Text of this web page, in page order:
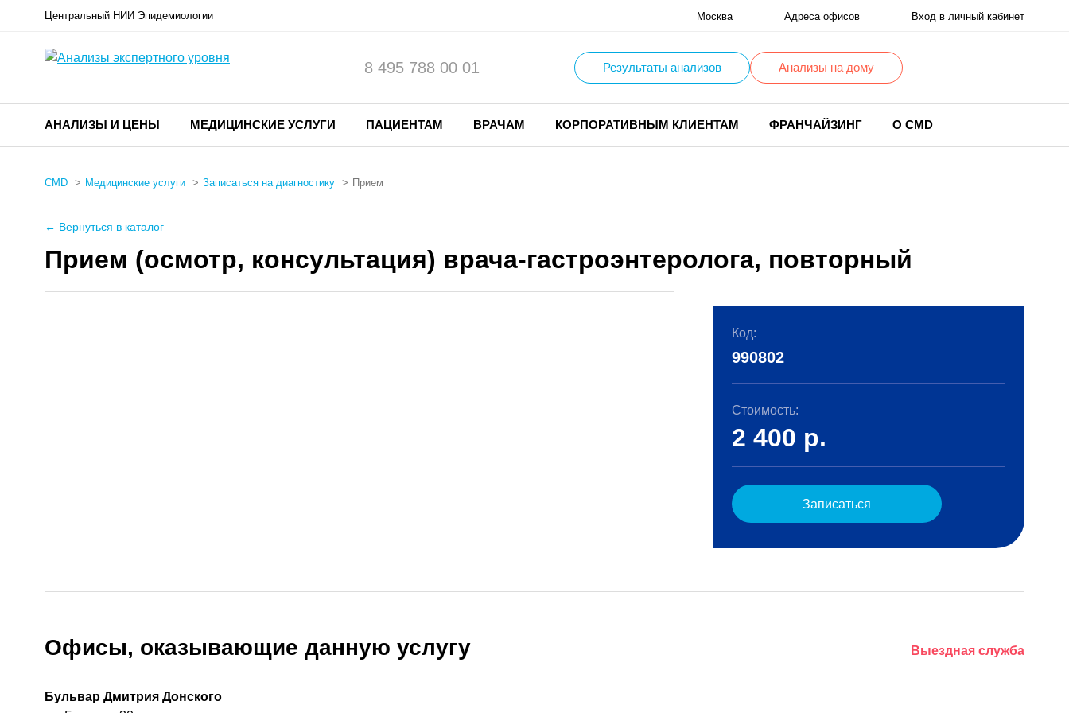
Центральный НИИ Эпидемиологии Москва Адреса офисов Вход в личный кабинет
8 495 788 00 01 Результаты анализов Анализы на дому
АНАЛИЗЫ И ЦЕНЫ МЕДИЦИНСКИЕ УСЛУГИ ПАЦИЕНТАМ ВРАЧАМ КОРПОРАТИВНЫМ КЛИЕНТАМ ФРАНЧАЙЗИНГ О CMD
CMD Медицинские услуги Записаться на диагностику Прием
← Вернуться в каталог
Прием (осмотр, консультация) врача-гастроэнтеролога, повторный
Код:
990802
Стоимость:
2 400 р.
Записаться
Офисы, оказывающие данную услугу Выездная служба
Бульвар Дмитрия Донского